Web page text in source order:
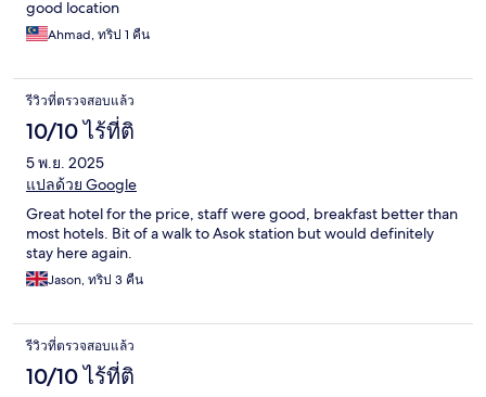
good location
Ahmad, ทริป 1 คืน
รีวิวที่ตรวจสอบแล้ว
10/10 ไร้ที่ติ
5 พ.ย. 2025
แปลด้วย Google
Great hotel for the price, staff were good, breakfast better than
most hotels. Bit of a walk to Asok station but would definitely
stay here again.
Jason, ทริป 3 คืน
รีวิวที่ตรวจสอบแล้ว
10/10 ไร้ที่ติ